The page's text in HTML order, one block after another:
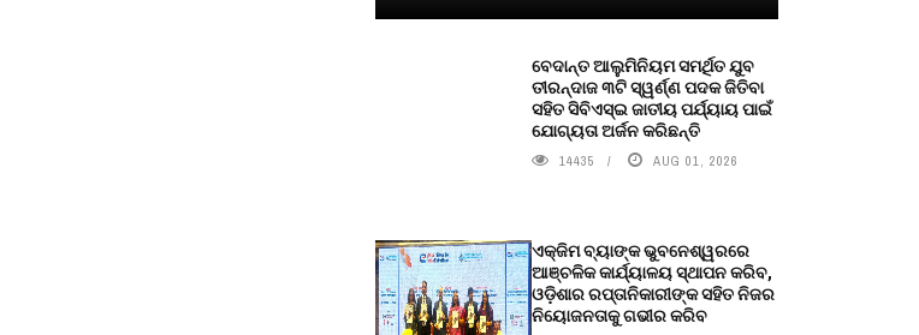
ବେଦାନ୍ତ ଆଲୁମିନିୟମ ସମର୍ଥିତ ଯୁବ
ତୀରନ୍ଦାଜ ୩ଟି ସ୍ୱର୍ଣ୍ଣ ପଦକ ଜିତିବା
ସହିତ ସିବିଏସ୍ଇ ଜାତୀୟ ପର୍ଯ୍ୟାୟ ପାଇଁ
ଯୋଗ୍ୟତା ଅର୍ଜନ କରିଛନ୍ତି
14435 AUG 01, 2026
ଏକ୍ଜିମ ବ୍ୟାଙ୍କ ଭୁବନେଶ୍ୱରରେ
ଆଞ୍ଚଳିକ କାର୍ଯ୍ୟାଳୟ ସ୍ଥାପନ କରିବ,
ଓଡ଼ିଶାର ରପ୍ତାନିକାରୀଙ୍କ ସହିତ ନିଜର
ନିୟୋଜନତାକୁ ଗଭୀର କରିବ